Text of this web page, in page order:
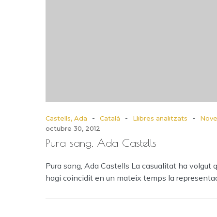
Castells, Ada - Català - Llibres analitzats -
octubre 30, 2012
Pura sang, Ada Castells
Pura sang, Ada Castells La casualitat ha volgut
hagi coincidit en un mateix temps la